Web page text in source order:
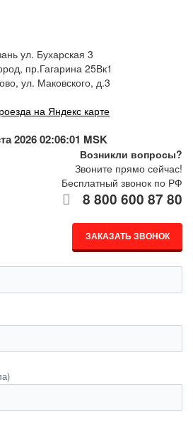
ул. Бухарская 3
пр.Гагарина 25Вк1
ул. Маковского, д.3
на Яндекс карте
2026 02:06:01 MSK
Возникли вопросы?
Звоните прямо сейчас!
Бесплатный звонок по РФ
8 800 600 87 80
ЗАКАЗАТЬ ЗВОНОК